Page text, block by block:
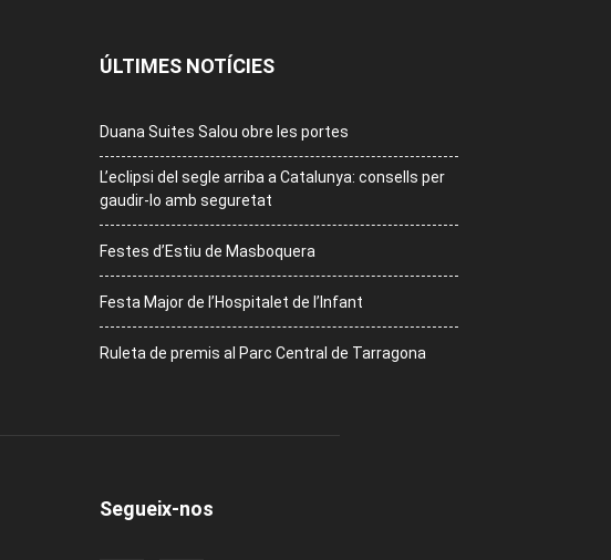
ÚLTIMES NOTÍCIES
Duana Suites Salou obre les portes
L’eclipsi del segle arriba a Catalunya: consells per
gaudir-lo amb seguretat
Festes d’Estiu de Masboquera
Festa Major de l’Hospitalet de l’Infant
Ruleta de premis al Parc Central de Tarragona
Segueix-nos